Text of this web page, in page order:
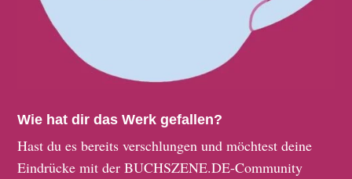
Wie hat dir das Werk gefallen?
Hast du es bereits verschlungen und möchtest deine
Eindrücke mit der BUCHSZENE.DE-Community